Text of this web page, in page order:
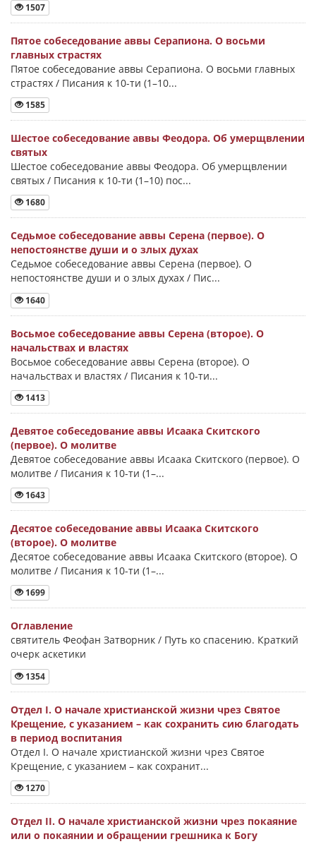
1507
Пятое собеседование аввы Серапиона. О восьми
главных страстях
Пятое собеседование аввы Серапиона. О восьми главных
страстях / Писания к 10-ти (1–10...
1585
Шестое собеседование аввы Феодора. Об умерщвлении
святых
Шестое собеседование аввы Феодора. Об умерщвлении
святых / Писания к 10-ти (1–10) пос...
1680
Седьмое собеседование аввы Серена (первое). О
непостоянстве души и о злых духах
Седьмое собеседование аввы Серена (первое). О
непостоянстве души и о злых духах / Пис...
1640
Восьмое собеседование аввы Серена (второе). О
начальствах и властях
Восьмое собеседование аввы Серена (второе). О
начальствах и властях / Писания к 10-ти...
1413
Девятое собеседование аввы Исаака Скитского
(первое). О молитве
Девятое собеседование аввы Исаака Скитского (первое). О
молитве / Писания к 10-ти (1–...
1643
Десятое собеседование аввы Исаака Скитского
(второе). О молитве
Десятое собеседование аввы Исаака Скитского (второе). О
молитве / Писания к 10-ти (1–...
1699
Оглавление
святитель Феофан Затворник / Путь ко спасению. Краткий
очерк аскетики
1354
Отдел I. О начале христианской жизни чрез Святое
Крещение, с указанием – как сохранить сию благодать
в период воспитания
Отдел I. О начале христианской жизни чрез Святое
Крещение, с указанием – как сохранит...
1270
Отдел II. О начале христианской жизни чрез покаяние
или о покаянии и обращении грешника к Богу